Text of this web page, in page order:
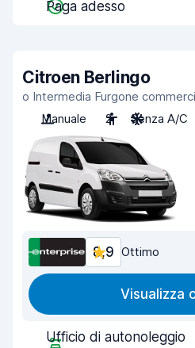
Paga adesso
Citroen Berlingo
o Intermedia Furgone
Manuale
2 Senza A/C
8,9 Ottimo
Visualizza
Ufficio di autonoleggio